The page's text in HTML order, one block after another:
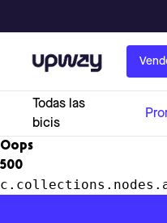
Upway
Todas las
bicis
Oops
500